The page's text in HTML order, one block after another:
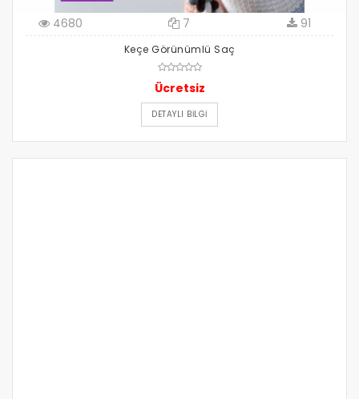
4680 7 91
Keçe Görünümlü Saç
Ücretsiz
DETAYLI BILGI